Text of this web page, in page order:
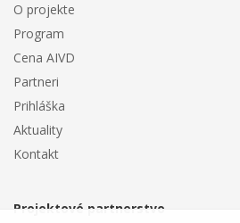
O projekte
Program
Cena AIVD
Partneri
Prihláška
Aktuality
Kontakt
Projektové partnerstvo